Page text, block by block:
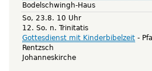
Bodelschwingh-Haus
So, 23.8. 10 Uhr
12. So. n. Trinitatis
Gottesdienst mit Kinderbibelzeit
Rentzsch
Johanneskirche